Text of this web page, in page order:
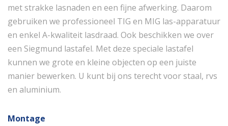
met strakke lasnaden en een fijne afwerking. Daarom
gebruiken we professioneel TIG en MIG las-apparatuur
en enkel A-kwaliteit lasdraad. Ook beschikken we over
een Siegmund lastafel. Met deze speciale lastafel
kunnen we grote en kleine objecten op een juiste
manier bewerken. U kunt bij ons terecht voor staal, rvs
en aluminium.
Montage